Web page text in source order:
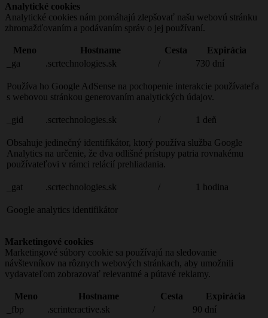
Analytické cookies
Analytické cookies nám pomáhajú zlepšovať našu webovú stránku
zhromažďovaním a podávaním správ o jej používaní.
Meno Hostname Cesta
Expirácia
_ga
.scrtechnologies.sk / 730 dní
Používa ho Google AdSense na pochopenie interakcie používateľa
s webovou stránkou generovaním analytických údajov.
_gid .scrtechnologies.sk / 1 deň
Obsahuje jedinečný identifikátor, ktorý používa služba Google
Analytics na určenie, že dva odlišné prístupy patria rovnakému
používateľovi v rámci relácií prehliadania.
_gat .scrtechnologies.sk / 1 hodina
Google analytics identifikátor
Marketingové cookies
Marketingové súbory cookie sa používajú na sledovanie
návštevníkov na rôznych webových stránkach, aby umožnili
vydavateľom zobrazovať relevantné a pútavé reklamy.
Meno Hostname Cesta
Expirácia
_fbp
.scrinteractive.sk / 90 dní